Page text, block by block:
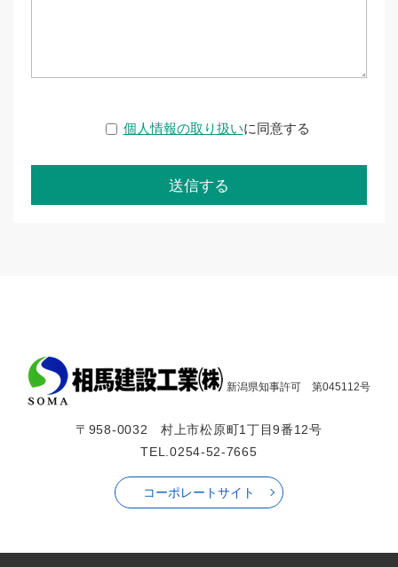
個人情報の取り扱いに同意する
新潟県知事許可 第045112号
〒958-0032 村上市松原町1丁目9番12号
TEL.0254-52-7665
コーポレートサイト